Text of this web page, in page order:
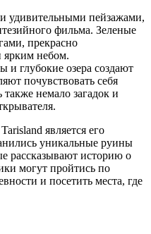
удивительными пейзажами,
фильма. Зеленые
прекрасно
ярким небом.
глубокие озера создают
почувствовать себя
немало загадок и
является его
уникальные руины
рассказывают историю о
могут пройтись по
и посетить места, где